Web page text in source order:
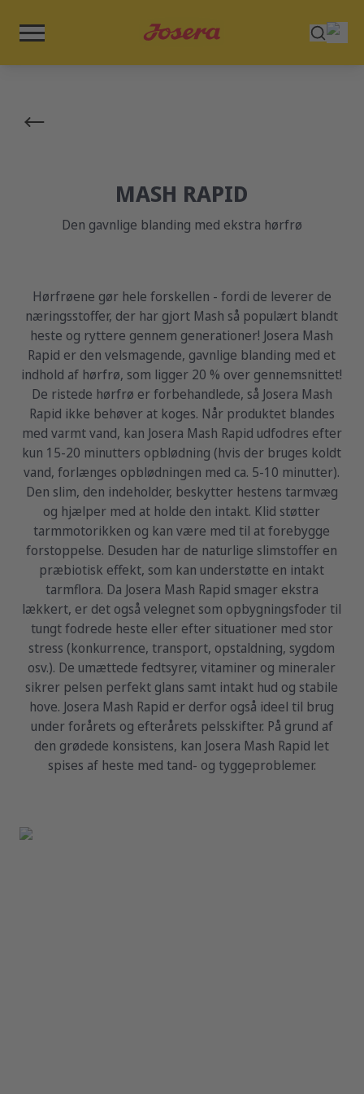
MASH RAPID
Den gavnlige blanding med ekstra hørfrø
Hørfrøene gør hele forskellen - fordi de leverer de
næringsstoffer, der har gjort Mash så populært blandt
heste og ryttere gennem generationer! Josera Mash
Rapid er den velsmagende, gavnlige blanding med et
indhold af hørfrø, som ligger 20 % over gennemsnittet!
De ristede hørfrø er forbehandlede, så Josera Mash
Rapid ikke behøver at koges. Når produktet blandes
med varmt vand, kan Josera Mash Rapid udfodres efter
kun 15-20 minutters opblødning (hvis der bruges koldt
vand, forlænges opblødningen med ca. 5-10 minutter).
Den slim, den indeholder, beskytter hestens tarmvæg
og hjælper med at holde den intakt. Klid støtter
tarmmotorikken og kan være med til at forebygge
forstoppelse. Desuden har de naturlige slimstoffer en
præbiotisk effekt, som kan understøtte en intakt
tarmflora. Da Josera Mash Rapid smager ekstra
lækkert, er det også velegnet som opbygningsfoder til
tungt fodrede heste eller efter situationer med stor
stress (konkurrence, transport, opstaldning, sygdom
osv.). De umættede fedtsyrer, vitaminer og mineraler
sikrer pelsen perfekt glans samt intakt hud og stabile
hove. Josera Mash Rapid er derfor også ideel til brug
under forårets og efterårets pelsskifter. På grund af
den grødede konsistens, kan Josera Mash Rapid let
spises af heste med tand- og tyggeproblemer.